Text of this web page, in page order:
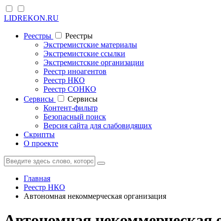
LIDREKON.RU
Реестры
Реестры
Экстремистские материалы
Экстремистские ссылки
Экстремистские организации
Реестр иноагентов
Реестр НКО
Реестр СОНКО
Cервисы
Cервисы
Контент-фильтр
Безопасный поиск
Версия сайта для слабовидящих
Скрипты
О проекте
Главная
Реестр НКО
Автономная некоммерческая организация